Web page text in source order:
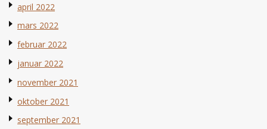
april 2022
mars 2022
februar 2022
januar 2022
november 2021
oktober 2021
september 2021